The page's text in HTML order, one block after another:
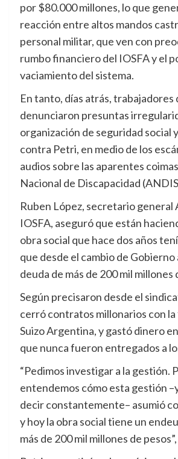
por $80.000 millones, lo que
reacción entre altos mandos
personal militar, que ven con
rumbo financiero del IOSFA y el
vaciamiento del sistema.
En tanto, días atrás, trabajadores
denunciaron presuntas
organización de seguridad social
contra Petri, en medio de los
audios sobre las aparentes
Nacional de Discapacidad
Ruben López, secretario general
IOSFA, aseguró que están
obra social que hace dos años
que desde el cambio de Gobierno
deuda de más de 200 mil millones
Según precisaron desde el
cerró contratos millonarios con
Suizo Argentina, y gastó dinero
que nunca fueron entregados a
“Pedimos investigar a la gestión.
entendemos cómo esta gestión
decir constantemente– asumió
y hoy la obra social tiene un
más de 200 mil millones de